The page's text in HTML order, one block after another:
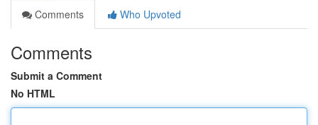
Comments
Who Upvoted
Comments
Submit a Comment
No HTML